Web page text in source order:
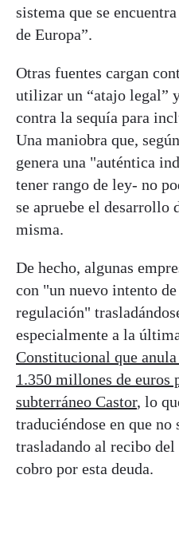
sistema que se
de Europa”.
Otras fuentes cargan
utilizar un “atajo legal”
contra la sequía para
Una maniobra que,
genera una "auténtica
tener rango de ley- no
se apruebe el desarrollo
misma.
De hecho, algunas
con "un nuevo intento
regulación"
especialmente a la
Constitucional que
1.350 millones de euros
subterráneo Castor, lo
traduciéndose en que no
trasladando al recibo del
cobro por esta deuda.